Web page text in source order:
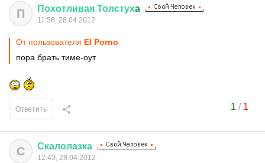
П Похотливая Толстухa
11:58, 28.04.2012
От пользователя El Porno
пора брать тиме-оут
1 / 1
Ответить
С Скалолазка
12:43, 28.04.2012